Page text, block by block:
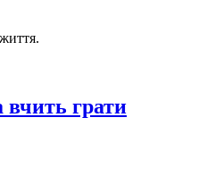
вчить грати